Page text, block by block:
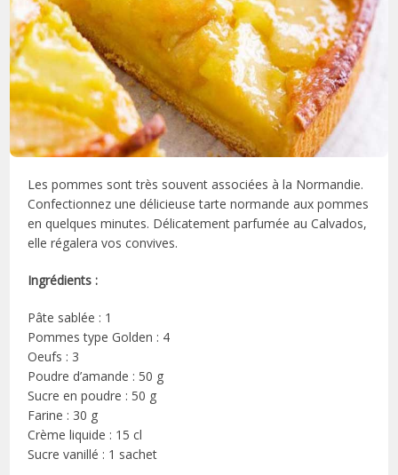
Les pommes sont très souvent associées à la Normandie.
Confectionnez une délicieuse tarte normande aux pommes
en quelques minutes. Délicatement parfumée au Calvados,
elle régalera vos convives.
Ingrédients :
Pâte sablée : 1
Pommes type Golden : 4
Oeufs : 3
Poudre d’amande : 50 g
Sucre en poudre : 50 g
Farine : 30 g
Crème liquide : 15 cl
Sucre vanillé : 1 sachet